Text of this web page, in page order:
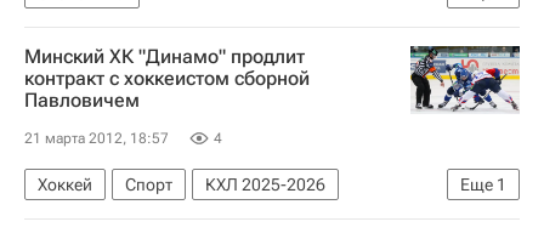
Ситуация на мировых фондовых рынках в марте 2012 года
Минский ХК "Динамо" продлит
контракт с хоккеистом сборной
Павловичем
21 марта 2012, 18:57 4
Еще 1
Хоккей Спорт
КХЛ 2025-2026
Динамо (Минск)